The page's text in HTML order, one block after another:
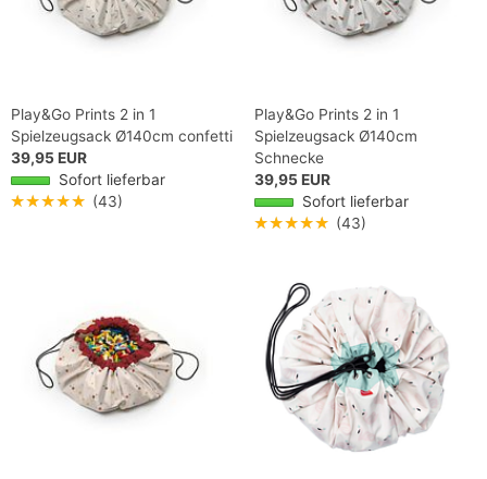
Play&Go Prints 2 in 1
Spielzeugsack Ø140cm confetti
39,95 EUR
Sofort lieferbar
★★★★★ (43)
Play&Go Prints 2 in 1
Spielzeugsack Ø140cm
Schnecke
39,95 EUR
Sofort lieferbar
★★★★★ (43)